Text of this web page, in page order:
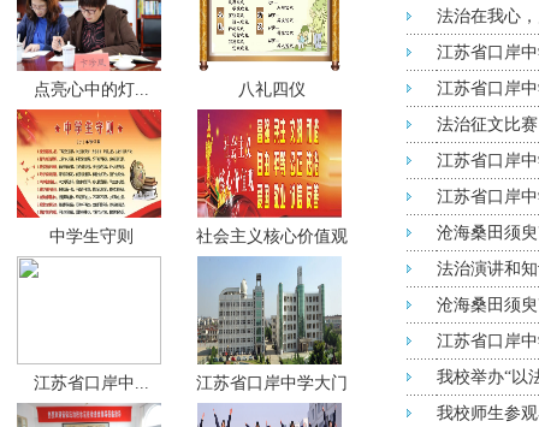
点亮心中的灯... 八礼四仪
中学生守则 社会主义核心价值观
江苏省口岸中... 江苏省口岸中学大门
法治在我心
江苏省口岸
江苏省口岸
法治征文比赛
江苏省口岸
江苏省口岸
沧海桑田须
法治演讲和
沧海桑田须
江苏省口岸
我校举办“以
我校师生参